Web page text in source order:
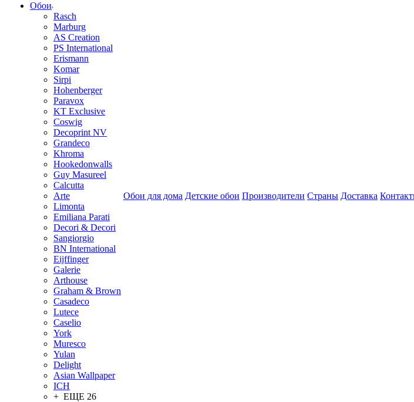
Обои
Rasch
Marburg
AS Creation
PS International
Erismann
Komar
Sirpi
Hohenberger
Paravox
KT Exclusive
Coswig
Decoprint NV
Grandeco
Khroma
Hookedonwalls
Guy Masureel
Calcutta
Arte
Limonta
Emiliana Parati
Decori & Decori
Sangiorgio
BN International
Eijffinger
Galerie
Arthouse
Graham & Brown
Casadeco
Lutece
Caselio
York
Muresco
Yulan
Delight
Asian Wallpaper
ICH
+ ЕЩЕ 26
Обои для дома Детские обои Производители Страны Доставка